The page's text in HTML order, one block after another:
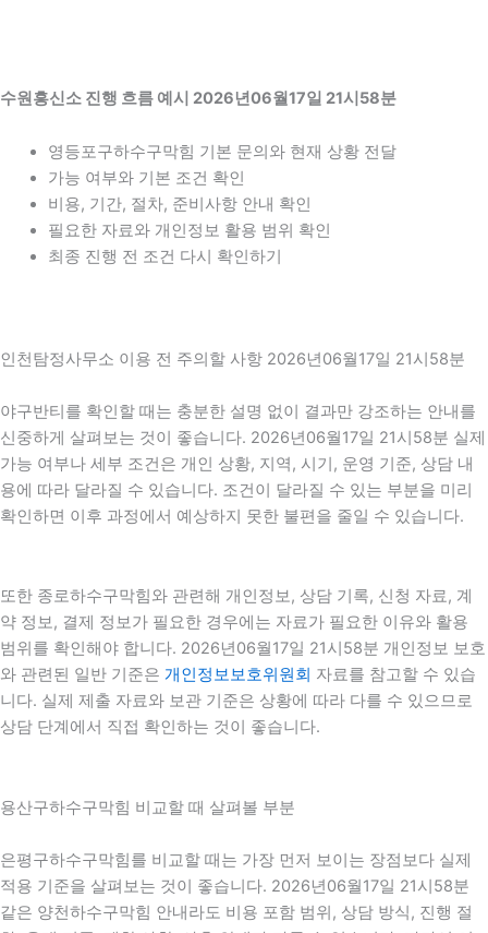
수원흥신소 진행 흐름 예시 2026년06월17일 21시58분
영등포구하수구막힘 기본 문의와 현재 상황 전달
가능 여부와 기본 조건 확인
비용, 기간, 절차, 준비사항 안내 확인
필요한 자료와 개인정보 활용 범위 확인
최종 진행 전 조건 다시 확인하기
인천탐정사무소 이용 전 주의할 사항 2026년06월17일 21시58분
야구반티를 확인할 때는 충분한 설명 없이 결과만 강조하는 안내를
신중하게 살펴보는 것이 좋습니다. 2026년06월17일 21시58분 실제
가능 여부나 세부 조건은 개인 상황, 지역, 시기, 운영 기준, 상담 내
용에 따라 달라질 수 있습니다. 조건이 달라질 수 있는 부분을 미리
확인하면 이후 과정에서 예상하지 못한 불편을 줄일 수 있습니다.
또한 종로하수구막힘와 관련해 개인정보, 상담 기록, 신청 자료, 계
약 정보, 결제 정보가 필요한 경우에는 자료가 필요한 이유와 활용
범위를 확인해야 합니다. 2026년06월17일 21시58분 개인정보 보호
와 관련된 일반 기준은 개인정보보호위원회 자료를 참고할 수 있습
니다. 실제 제출 자료와 보관 기준은 상황에 따라 다를 수 있으므로
상담 단계에서 직접 확인하는 것이 좋습니다.
용산구하수구막힘 비교할 때 살펴볼 부분
은평구하수구막힘를 비교할 때는 가장 먼저 보이는 장점보다 실제
적용 기준을 살펴보는 것이 좋습니다. 2026년06월17일 21시58분
같은 양천하수구막힘 안내라도 비용 포함 범위, 상담 방식, 진행 절